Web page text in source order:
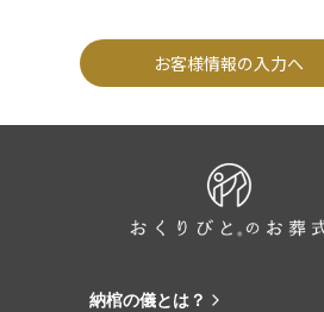
お客様情報の入力へ
納棺の儀とは？